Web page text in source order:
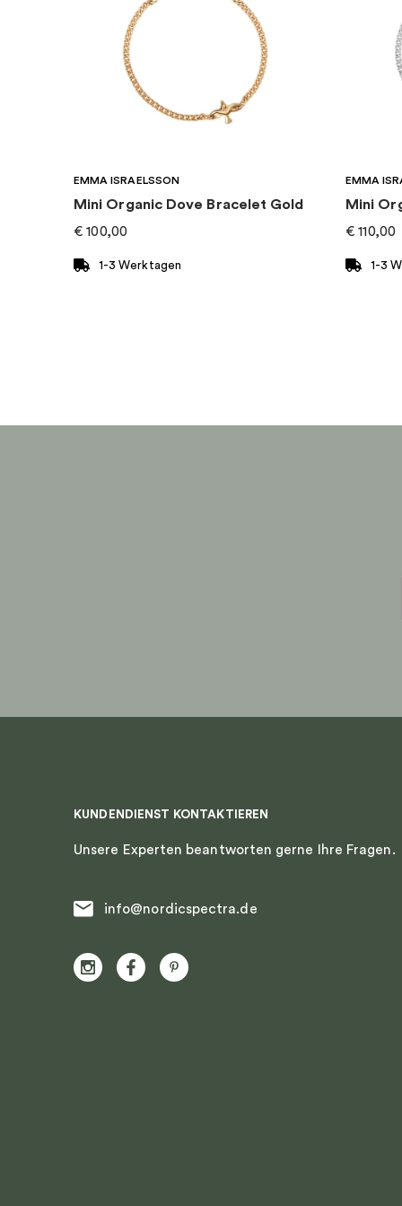
EMMA ISRAELSSON
Mini Organic Dove Bracelet Gold
€ 100,00
1-3 Werktagen
EMMA
Mini
€ 110,00
1-3
KUNDENDIENST KONTAKTIEREN
Unsere Experten beantworten gerne Ihre Fragen.
info@nordicspectra.de